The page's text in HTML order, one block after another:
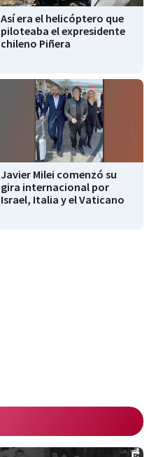
Así era el helicóptero que
piloteaba el expresidente
chileno Piñera
Javier Milei comenzó su
gira internacional por
Israel, Italia y el Vaticano